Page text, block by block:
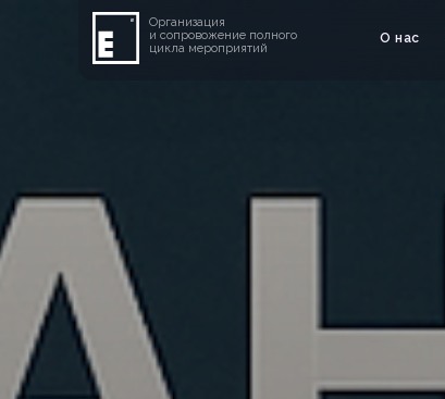
О нас
Организация
и сопровожение полного
цикла мероприятий